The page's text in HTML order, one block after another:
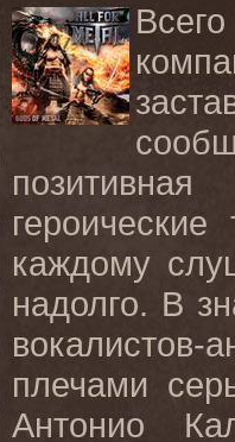
каждому
надолго. В
плечами
Антонио